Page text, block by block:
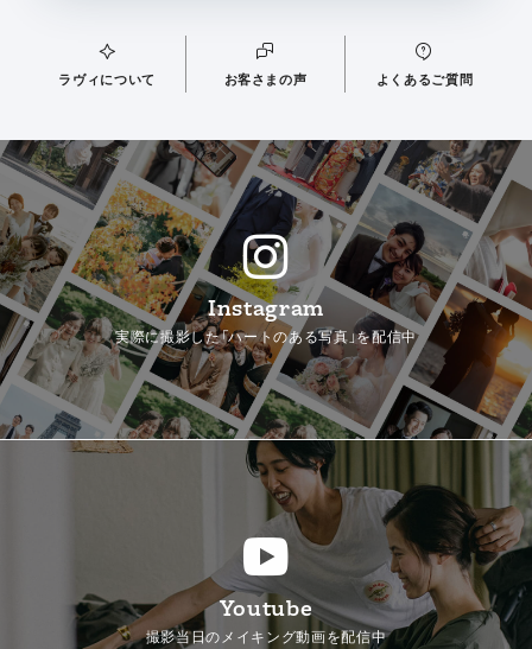
ラヴィについて お客さまの声 よくあるご質問
Instagram
実際に撮影した「ハートのある写真」を配信中
Youtube
撮影当日のメイキング動画を配信中